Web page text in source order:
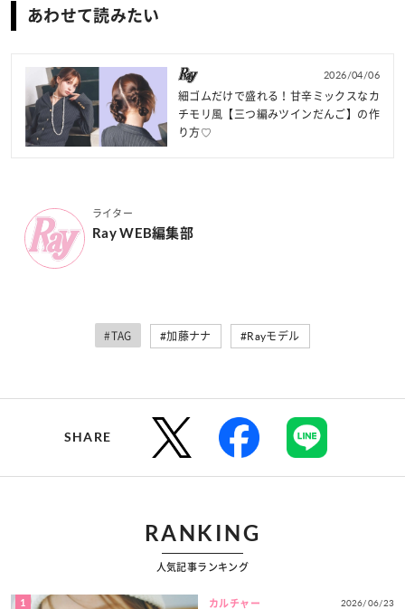
あわせて読みたい
2026/04/06
細ゴムだけで盛れる！甘辛ミックスなカ
チモリ風【三つ編みツインだんご】の作
り方♡
ライター
Ray WEB編集部
#TAG #加藤ナナ #Rayモデル
SHARE
RANKING
人気記事ランキング
1 カルチャー 2026/06/23